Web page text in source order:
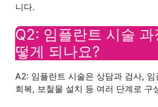
니다.
Q2: 임플란트 시술 과
떻게 되나요?
A2: 임플란트 시술은 상담과 검사, 임
회복, 보철물 설치 등 여러 단계로 구